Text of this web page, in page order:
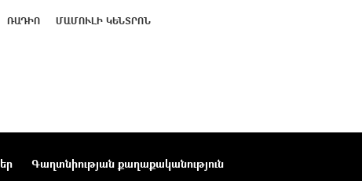
ՌԱԴԻՈ ՄԱՄՈՒԼԻ ԿԵՆՏՐՈՆ
Գաղտնիության քաղաքականություն